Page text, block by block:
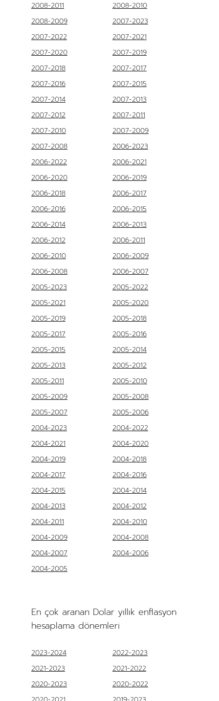
2008-2011
2008-2010
2008-2009
2007-2023
2007-2022
2007-2021
2007-2020
2007-2019
2007-2018
2007-2017
2007-2016
2007-2015
2007-2014
2007-2013
2007-2012
2007-2011
2007-2010
2007-2009
2007-2008
2006-2023
2006-2022
2006-2021
2006-2020
2006-2019
2006-2018
2006-2017
2006-2016
2006-2015
2006-2014
2006-2013
2006-2012
2006-2011
2006-2010
2006-2009
2006-2008
2006-2007
2005-2023
2005-2022
2005-2021
2005-2020
2005-2019
2005-2018
2005-2017
2005-2016
2005-2015
2005-2014
2005-2013
2005-2012
2005-2011
2005-2010
2005-2009
2005-2008
2005-2007
2005-2006
2004-2023
2004-2022
2004-2021
2004-2020
2004-2019
2004-2018
2004-2017
2004-2016
2004-2015
2004-2014
2004-2013
2004-2012
2004-2011
2004-2010
2004-2009
2004-2008
2004-2007
2004-2006
2004-2005
En çok aranan Dolar yıllık enflasyon
hesaplama dönemleri
2023-2024
2022-2023
2021-2023
2021-2022
2020-2023
2020-2022